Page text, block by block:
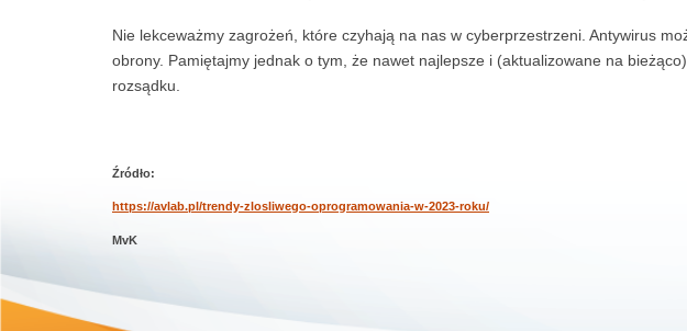
Nie lekceważmy zagrożeń, które czyhają na nas w cyberprzestrzeni. Antywirus
obrony. Pamiętajmy jednak o tym, że nawet najlepsze i (aktualizowane na
rozsądku.
Źródło:
https://avlab.pl/trendy-zlosliwego-oprogramowania-w-2023-roku/
MvK